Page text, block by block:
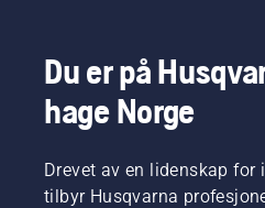
Du er på
hage Norge
Drevet av en lidenskap
tilbyr Husqvarna